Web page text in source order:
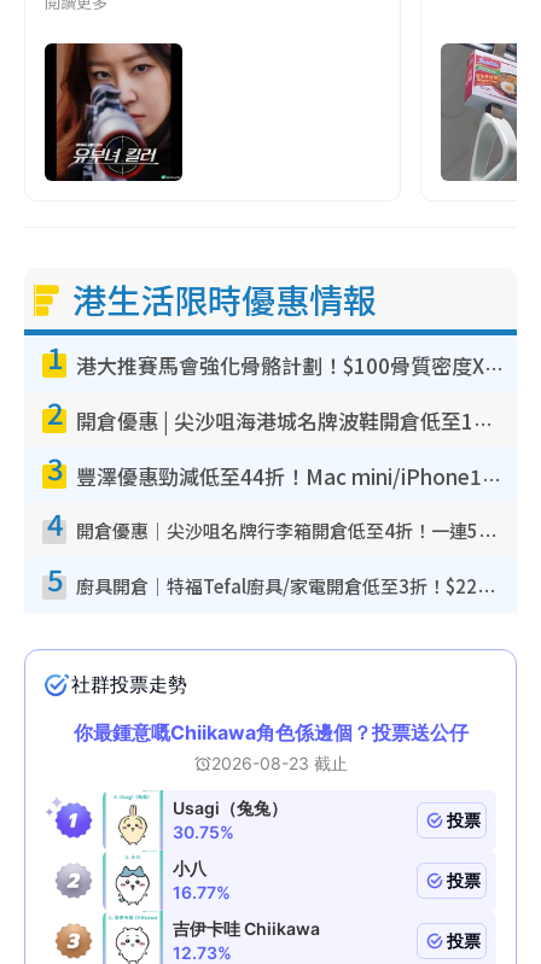
港生活限時優惠情報
1 港大推賽馬會強化骨骼計劃！$100骨質密度X光檢查 完成免費運動訓練送超市禮券！附參加資格
2 開倉優惠 | 尖沙咀海港城名牌波鞋開倉低至1折！On鞋$899起／Joy&Peace鞋履$98起
3 豐澤優惠勁減低至44折！Mac mini/iPhone17Pro大減價！廚房家電$220起
4 開倉優惠｜尖沙咀名牌行李箱開倉低至4折！一連5日 American Tourister/ace./Hallmark $200起！
5 廚具開倉｜特福Tefal廚具/家電開倉低至3折！$220起買平底鍋/炒鑊/湯煲！電飯煲/吸塵機/燙斗$418起